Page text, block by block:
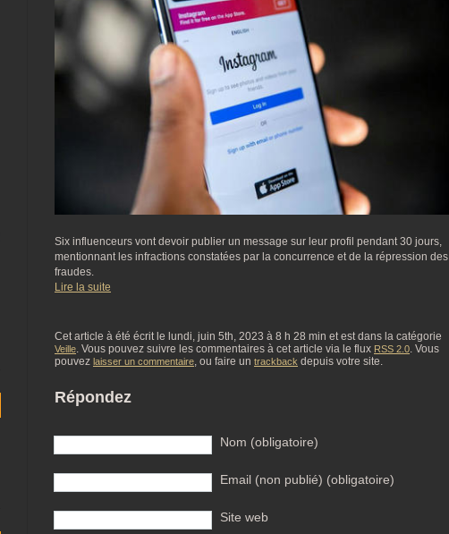
Six influenceurs vont devoir publier un message sur leur profil pendant 30 jours,
mentionnant les infractions constatées par la concurrence et de la répression des
fraudes.
Lire la suite
Cet article à été écrit le lundi, juin 5th, 2023 à 8 h 28 min et est dans la catégorie
Veille. Vous pouvez suivre les commentaires à cet article via le flux RSS 2.0. Vous
pouvez laisser un commentaire, ou faire un trackback depuis votre site.
Répondez
Nom (obligatoire)
Email (non publié) (obligatoire)
Site web